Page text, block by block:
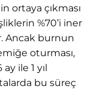
ortaya çıkması
%70’i iner
Ancak burnun
oturması,
ile 1 yıl
bu süreç